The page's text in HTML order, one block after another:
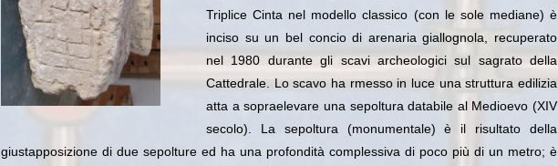
Triplice Cinta nel modello classico (con le sole mediane) è
inciso su un bel concio di arenaria giallognola, recuperato
nel 1980 durante gli scavi archeologici sul sagrato della
Cattedrale. Lo scavo ha rmesso in luce una struttura edilizia
atta a sopraelevare una sepoltura databile al Medioevo (XIV
secolo). La sepoltura (monumentale) è il risultato della
giustapposizione di due sepolture ed ha una profondità complessiva di poco più di un metro; è